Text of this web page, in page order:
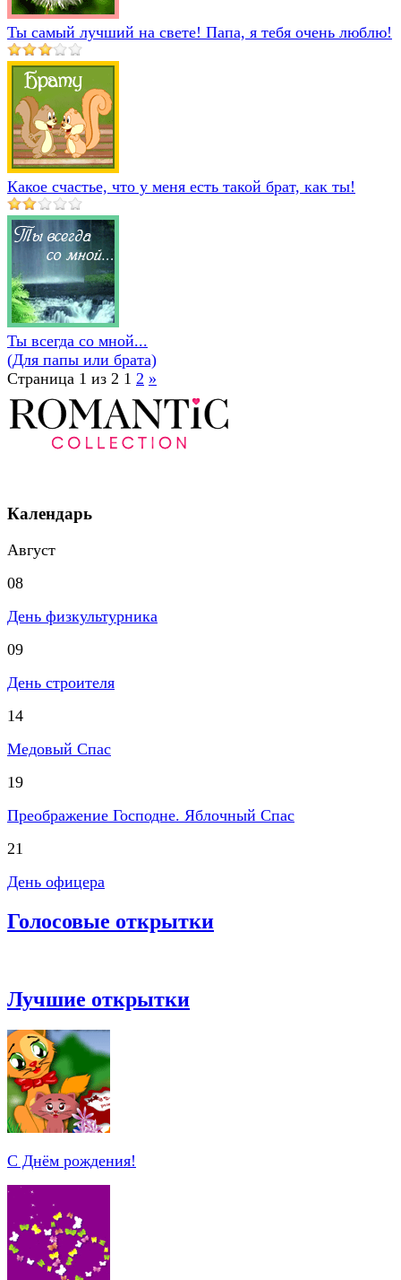
Ты самый лучший на свете! Папа, я тебя очень люблю!
Какое счастье, что у меня есть такой брат, как ты!
Ты всегда со мной...
(Для папы или брата)
Страница 1 из 2 1 2 »
Календарь
Август
08
День физкультурника
09
День строителя
14
Медовый Спас
19
Преображение Господне. Яблочный Спас
21
День офицера
Голосовые открытки
Лучшие открытки
С Днём рождения!